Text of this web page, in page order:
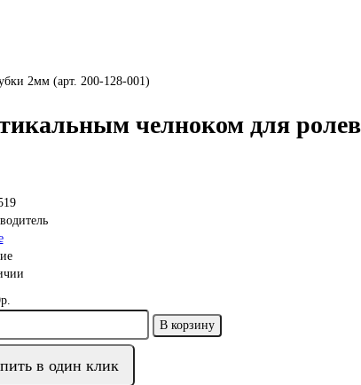
2мм (арт. 200-128-001)
челноком для
В корзину
в один клик